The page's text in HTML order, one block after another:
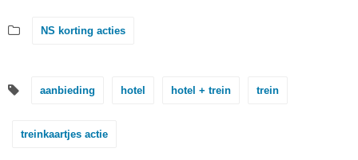
NS korting acties
aanbieding hotel hotel + trein trein
treinkaartjes actie